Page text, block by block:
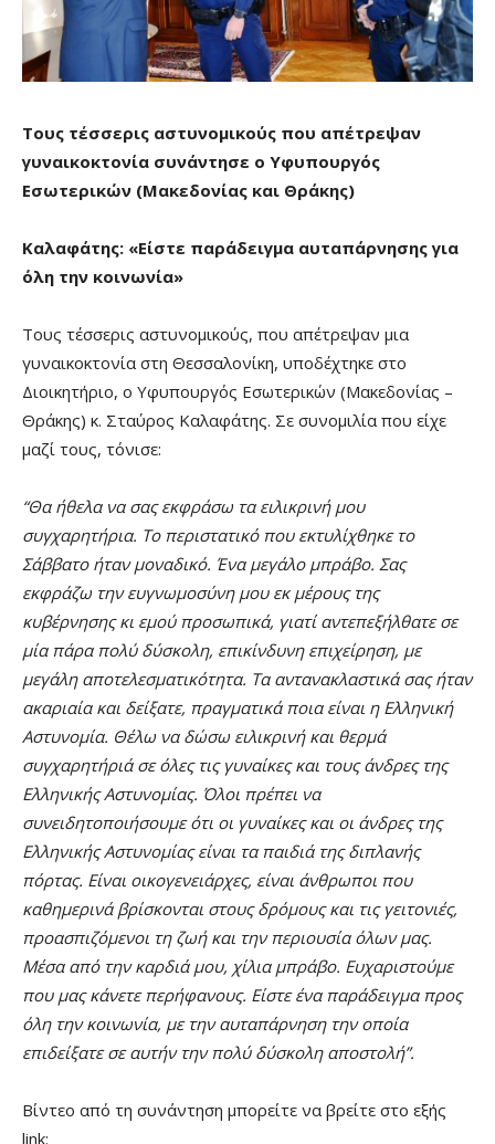
Τους τέσσερις αστυνομικούς που απέτρεψαν
γυναικοκτονία συνάντησε ο Υφυπουργός
Εσωτερικών (Μακεδονίας και Θράκης)
Καλαφάτης: «Είστε παράδειγμα αυταπάρνησης για
όλη την κοινωνία»
Τους τέσσερις αστυνομικούς, που απέτρεψαν μια
γυναικοκτονία στη Θεσσαλονίκη, υποδέχτηκε στο
Διοικητήριο, ο Υφυπουργός Εσωτερικών (Μακεδονίας –
Θράκης) κ. Σταύρος Καλαφάτης. Σε συνομιλία που είχε
μαζί τους, τόνισε:
“Θα ήθελα να σας εκφράσω τα ειλικρινή μου
συγχαρητήρια. Το περιστατικό που εκτυλίχθηκε το
Σάββατο ήταν μοναδικό. Ένα μεγάλο μπράβο. Σας
εκφράζω την ευγνωμοσύνη μου εκ μέρους της
κυβέρνησης κι εμού προσωπικά, γιατί αντεπεξήλθατε σε
μία πάρα πολύ δύσκολη, επικίνδυνη επιχείρηση, με
μεγάλη αποτελεσματικότητα. Τα αντανακλαστικά σας ήταν
ακαριαία και δείξατε, πραγματικά ποια είναι η Ελληνική
Αστυνομία. Θέλω να δώσω ειλικρινή και θερμά
συγχαρητήριά σε όλες τις γυναίκες και τους άνδρες της
Ελληνικής Αστυνομίας. Όλοι πρέπει να
συνειδητοποιήσουμε ότι οι γυναίκες και οι άνδρες της
Ελληνικής Αστυνομίας είναι τα παιδιά της διπλανής
πόρτας. Είναι οικογενειάρχες, είναι άνθρωποι που
καθημερινά βρίσκονται στους δρόμους και τις γειτονιές,
προασπιζόμενοι τη ζωή και την περιουσία όλων μας.
Μέσα από την καρδιά μου, χίλια μπράβο. Ευχαριστούμε
που μας κάνετε περήφανους. Είστε ένα παράδειγμα προς
όλη την κοινωνία, με την αυταπάρνηση την οποία
επιδείξατε σε αυτήν την πολύ δύσκολη αποστολή”.
Βίντεο από τη συνάντηση μπορείτε να βρείτε στο εξής
link: